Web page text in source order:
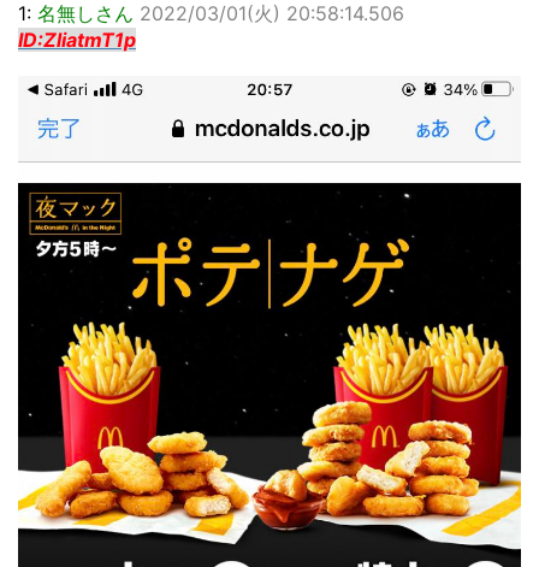
1: 名無しさん 2022/03/01(火) 20:58:14.506
ID:ZliatmT1p